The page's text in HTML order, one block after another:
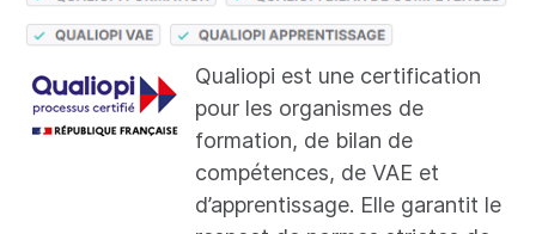
Qualiopi est une certification
pour les organismes de
formation, de bilan de
compétences, de VAE et
d’apprentissage. Elle garantit le